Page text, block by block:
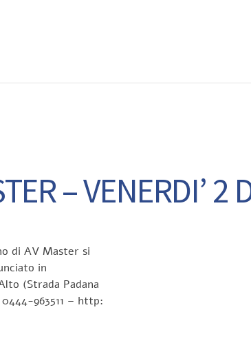
– VENERDI’ 2
di AV Master si
in
(Strada Padana
963511 – http: